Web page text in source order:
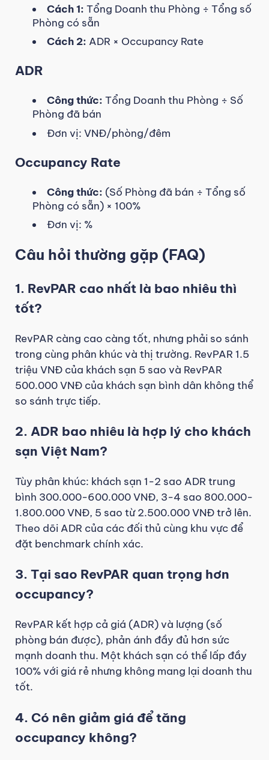
Cách 1: Tổng Doanh thu Phòng ÷ Tổng số
Phòng có sẵn
Cách 2: ADR × Occupancy Rate
ADR
Công thức: Tổng Doanh thu Phòng ÷ Số
Phòng đã bán
Đơn vị: VNĐ/phòng/đêm
Occupancy Rate
Công thức: (Số Phòng đã bán ÷ Tổng số
Phòng có sẵn) × 100%
Đơn vị: %
Câu hỏi thường gặp (FAQ)
1. RevPAR cao nhất là bao nhiêu thì
tốt?
RevPAR càng cao càng tốt, nhưng phải so sánh
trong cùng phân khúc và thị trường. RevPAR 1.5
triệu VNĐ của khách sạn 5 sao và RevPAR
500.000 VNĐ của khách sạn bình dân không thể
so sánh trực tiếp.
2. ADR bao nhiêu là hợp lý cho khách
sạn Việt Nam?
Tùy phân khúc: khách sạn 1-2 sao ADR trung
bình 300.000-600.000 VNĐ, 3-4 sao 800.000-
1.800.000 VNĐ, 5 sao từ 2.500.000 VNĐ trở lên.
Theo dõi ADR của các đối thủ cùng khu vực để
đặt benchmark chính xác.
3. Tại sao RevPAR quan trọng hơn
occupancy?
RevPAR kết hợp cả giá (ADR) và lượng (số
phòng bán được), phản ánh đầy đủ hơn sức
mạnh doanh thu. Một khách sạn có thể lấp đầy
100% với giá rẻ nhưng không mang lại doanh thu
tốt.
4. Có nên giảm giá để tăng
occupancy không?